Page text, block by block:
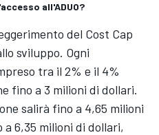
all'ADUO?
del Cost Cap
sviluppo. Ogni
tra il 2% e il 4%
fino a 3 milioni di dollari.
salirà fino a 4,65 milioni
6,35 milioni di dollari,